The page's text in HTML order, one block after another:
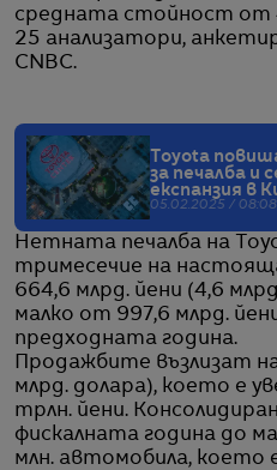
средната стойност от
25 анализатори,
CNBC.
Toyota
за печалба и
експанзия в
05.02.2025 / 08:08
Нетната печалба на
тримесечие на
664,6 млрд. йени (4,6
малко от 997,6 млрд.
предходната година.
Продажбите възлизат
млрд. долара), което е
трлн. йени.
фискалната година до
млн. автомобила, което